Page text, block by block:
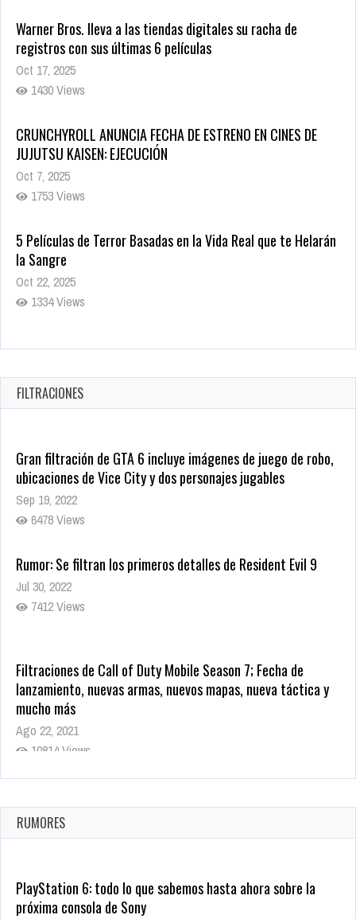
Warner Bros. lleva a las tiendas digitales su racha de
registros con sus últimas 6 películas
Oct 17, 2025
1430 Views
CRUNCHYROLL ANUNCIA FECHA DE ESTRENO EN CINES DE
JUJUTSU KAISEN: EJECUCIÓN
Oct 7, 2025
1753 Views
5 Películas de Terror Basadas en la Vida Real que te Helarán
la Sangre
Oct 22, 2025
1334 Views
Revive el terror: El conjuro 4: Últimos ritos ya está disponible
Oct 20, 2025
1374 Views
FILTRACIONES
Gran filtración de GTA 6 incluye imágenes de juego de robo,
ubicaciones de Vice City y dos personajes jugables
Sep 19, 2022
6478 Views
Rumor: Se filtran los primeros detalles de Resident Evil 9
Jul 30, 2022
7412 Views
Filtraciones de Call of Duty Mobile Season 7; Fecha de
lanzamiento, nuevas armas, nuevos mapas, nueva táctica y
mucho más
Ago 22, 2021
10814 Views
La configuración de Call of Duty 2021 aparentemente ya fue
Ago 8, 2021
9998 Views
RUMORES
PlayStation 6: todo lo que sabemos hasta ahora sobre la
próxima consola de Sony